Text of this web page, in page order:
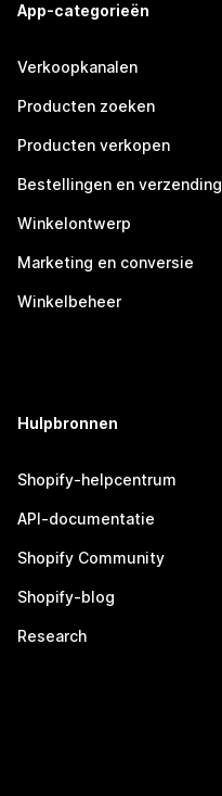
App-categorieën
Verkoopkanalen
Producten zoeken
Producten verkopen
Bestellingen en verzending
Winkelontwerp
Marketing en conversie
Winkelbeheer
Hulpbronnen
Shopify-helpcentrum
API-documentatie
Shopify Community
Shopify-blog
Research